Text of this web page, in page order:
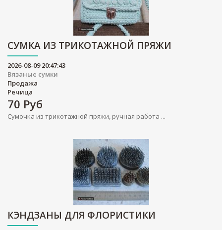
СУМКА ИЗ ТРИКОТАЖНОЙ ПРЯЖИ
2026-08-09 20:47:43
Вязаные сумки
Продажа
Речица
70 Руб
Сумочка из трикотажной пряжи, ручная работа ...
КЭНДЗАНЫ ДЛЯ ФЛОРИСТИКИ